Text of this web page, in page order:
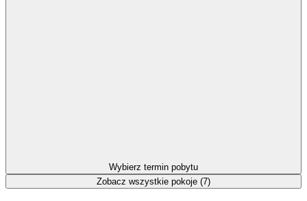
Wybierz termin pobytu
Zobacz wszystkie pokoje (7)